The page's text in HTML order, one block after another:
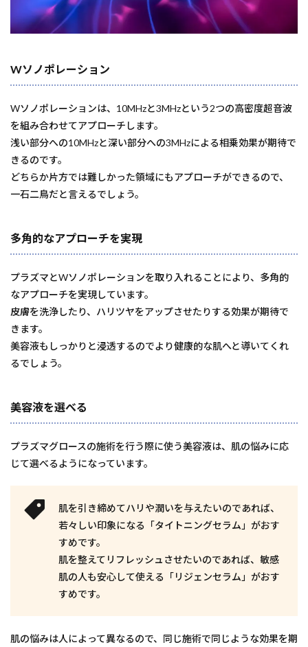
Wソノポレーション
Wソノポレーションは、10MHzと3MHzという2つの高密度超音波
を組み合わせてアプローチします。
浅い部分への10MHzと深い部分への3MHzによる相乗効果が期待で
きるのです。
どちらか片方では難しかった領域にもアプローチができるので、
一石二鳥だと言えるでしょう。
多角的なアプローチを実現
プラズマとWソノポレーションを取り入れることにより、多角的
なアプローチを実現しています。
皮膚を洗浄したり、ハリツヤをアップさせたりする効果が期待で
きます。
美容液もしっかりと浸透するのでより健康的な肌へと導いてくれ
るでしょう。
美容液を選べる
プラズマグロースの施術を行う際に使う美容液は、肌の悩みに応
じて選べるようになっています。
肌を引き締めてハリや潤いを与えたいのであれば、
若々しい印象になる「タイトニングセラム」がおす
すめです。
肌を整えてリフレッシュさせたいのであれば、敏感
肌の人も安心して使える「リジェンセラム」がおす
すめです。
肌の悩みは人によって異なるので、同じ施術で同じような効果を期